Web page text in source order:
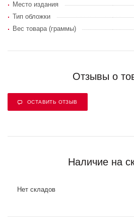
Место издания
Тип обложки
Вес товара (граммы)
Отзывы о
ОСТАВИТЬ ОТЗЫВ
Наличие на
Нет складов